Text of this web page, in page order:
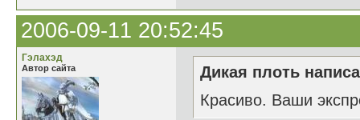
2006-09-11 20:52:45
Гэлахэд
Автор сайта
Дикая плоть
Красиво. Ваши